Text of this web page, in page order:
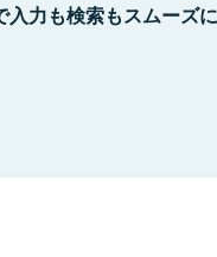
入力も検索もスムーズ